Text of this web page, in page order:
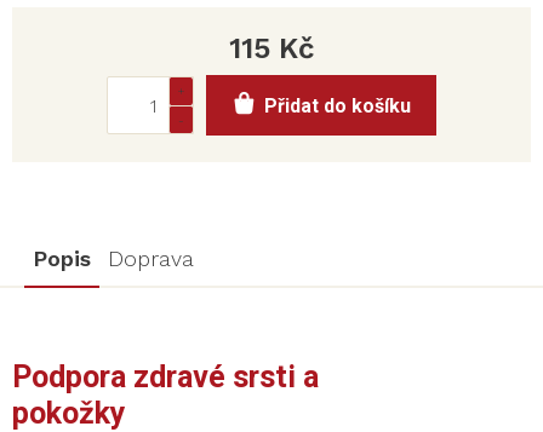
115 Kč
cena:
Přidat do košíku
Popis Doprava
Podpora zdravé srsti a
pokožky